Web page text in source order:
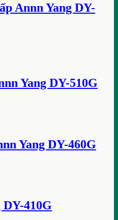
Annn Yang DY-
Yang DY-510G
Yang DY-460G
410G